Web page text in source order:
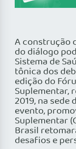
A construção
do diálogo
Sistema de
tônica dos
edição do
Suplementar,
2019, na sede
evento,
Suplementar
Brasil
desafios e